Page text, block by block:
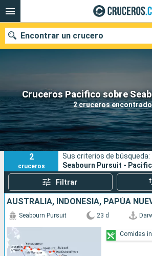
Cruceros Pacifico sobre
2 cruceros
Encontrar un crucero
Nuestros destinos
Fecha de salida
Puertos
2
cruceros
Sus criterios de búsqueda:
Seabourn Pursuit -
Filtrar
Seabourn Pursuit 23 d
Comidas